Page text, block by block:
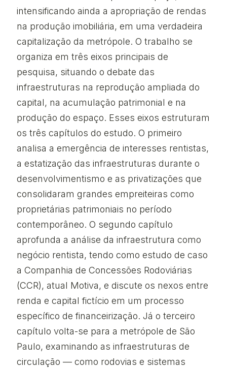
intensificando ainda a apropriação de rendas
na produção imobiliária, em uma verdadeira
capitalização da metrópole. O trabalho se
organiza em três eixos principais de
pesquisa, situando o debate das
infraestruturas na reprodução ampliada do
capital, na acumulação patrimonial e na
produção do espaço. Esses eixos estruturam
os três capítulos do estudo. O primeiro
analisa a emergência de interesses rentistas,
a estatização das infraestruturas durante o
desenvolvimentismo e as privatizações que
consolidaram grandes empreiteiras como
proprietárias patrimoniais no período
contemporâneo. O segundo capítulo
aprofunda a análise da infraestrutura como
negócio rentista, tendo como estudo de caso
a Companhia de Concessões Rodoviárias
(CCR), atual Motiva, e discute os nexos entre
renda e capital fictício em um processo
específico de financeirização. Já o terceiro
capítulo volta-se para a metrópole de São
Paulo, examinando as infraestruturas de
circulação — como rodovias e sistemas